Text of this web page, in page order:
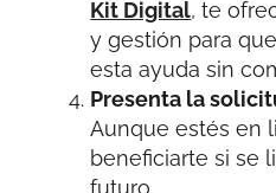
Kit Digital, te
y gestión para
esta ayuda sin
Presenta la
Aunque estés en
beneficiarte si se